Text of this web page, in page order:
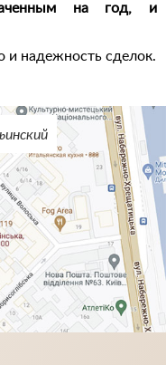
на год, и
и надежность сделок.